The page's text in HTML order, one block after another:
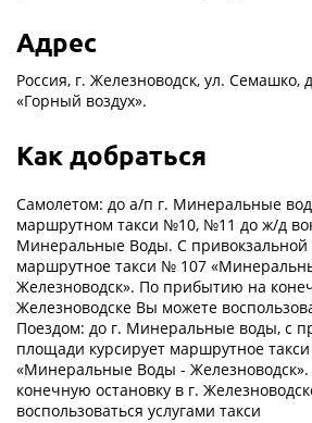
Адрес
Россия, г. Железноводск, ул. Семашко,
«Горный воздух».
Как добраться
Самолетом: до а/п г. Минеральные
маршрутном такси №10, №11 до ж/д
Минеральные Воды. С привокзальной
маршрутное такси № 107
Железноводск». По прибытию на
Железноводске Вы можете
Поездом: до г. Минеральные воды, с
площади курсирует маршрутное
«Минеральные Воды -
конечную остановку в г.
воспользоваться услугами такси